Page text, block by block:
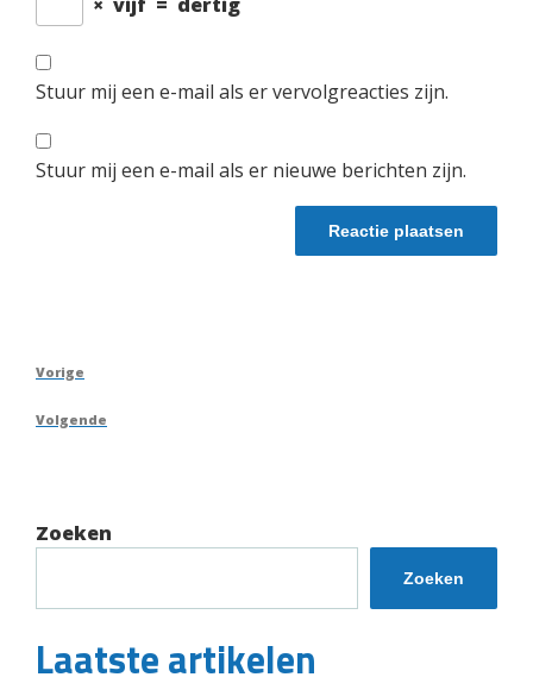
Stuur mij een e-mail als er vervolgreacties zijn.
Stuur mij een e-mail als er nieuwe berichten zijn.
Berichtnavigatie
Vorig
Vorige
Volgend
Volgende
Zoeken
Zoeken
Laatste artikelen